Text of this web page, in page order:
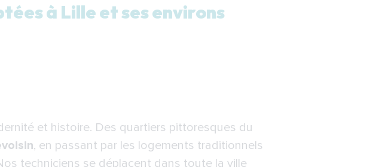
à Lille et ses environs
et histoire. Des quartiers pittoresques du
, en passant par les logements traditionnels
techniciens se déplacent dans toute la ville